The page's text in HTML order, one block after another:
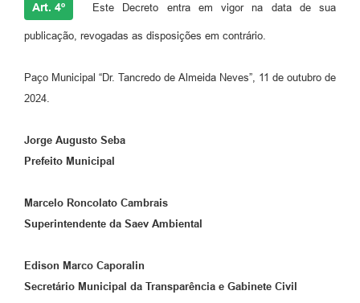
Art. 4º Este Decreto entra em vigor na data de sua
publicação, revogadas as disposições em contrário.
Paço Municipal “Dr. Tancredo de Almeida Neves”, 11 de outubro de
2024.
Jorge Augusto Seba
Prefeito Municipal
Marcelo Roncolato Cambrais
Superintendente da Saev Ambiental
Edison Marco Caporalin
Secretário Municipal da Transparência e Gabinete Civil